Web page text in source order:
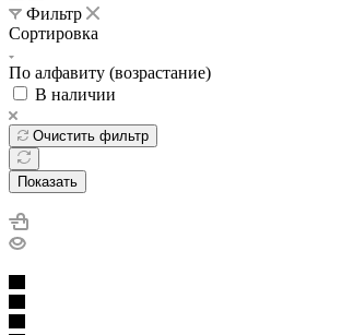
Фильтр
Сортировка
По алфавиту (возрастание)
В наличии
Очистить фильтр
Показать